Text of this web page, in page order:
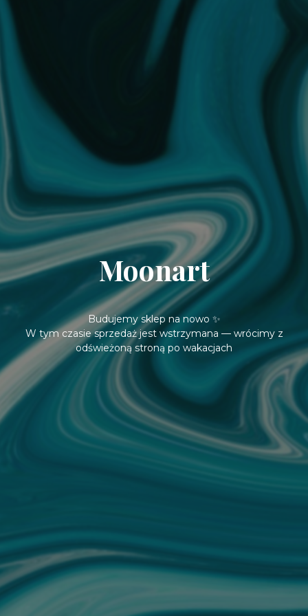
Moonart
Budujemy sklep na nowo ✨
W tym czasie sprzedaż jest wstrzymana — wrócimy z
odświeżoną stroną po wakacjach